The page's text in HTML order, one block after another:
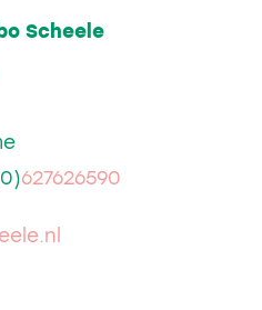
Scheele
627626590